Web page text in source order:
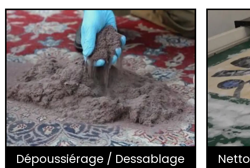
Dépoussiérage / Dessablage